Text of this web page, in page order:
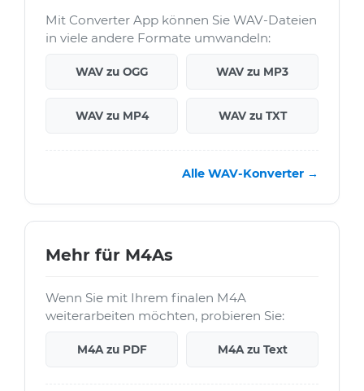
Mit Converter App können Sie WAV-Dateien
in viele andere Formate umwandeln:
WAV zu OGG WAV zu MP3
WAV zu MP4 WAV zu TXT
Alle WAV-Konverter →
Mehr für M4As
Wenn Sie mit Ihrem finalen M4A
weiterarbeiten möchten, probieren Sie:
M4A zu PDF M4A zu Text